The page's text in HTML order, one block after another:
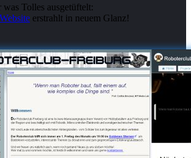
Tolles ausgetüftelt:
erstrahlt in neuem Glanz!